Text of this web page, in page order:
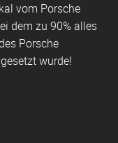
vom Porsche
dem zu 90% alles
Porsche
wurde!